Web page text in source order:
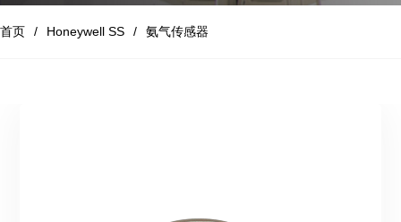
首页 Honeywell SS 氨气传感器